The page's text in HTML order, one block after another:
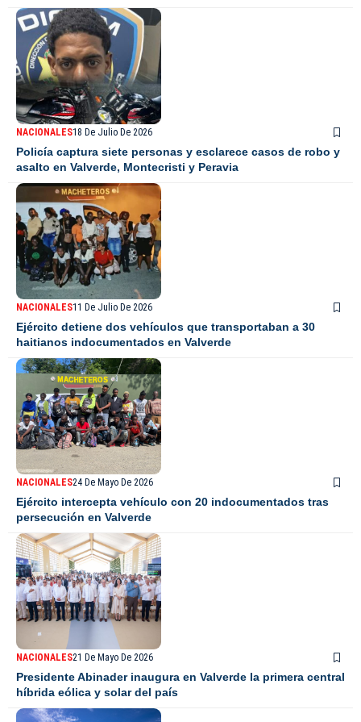
NACIONALES18 De Julio De 2026
Policía captura siete personas y esclarece casos de robo y
asalto en Valverde, Montecristi y Peravia
NACIONALES11 De Julio De 2026
Ejército detiene dos vehículos que transportaban a 30
haitianos indocumentados en Valverde
NACIONALES24 De Mayo De 2026
Ejército intercepta vehículo con 20 indocumentados tras
persecución en Valverde
NACIONALES21 De Mayo De 2026
Presidente Abinader inaugura en Valverde la primera central
híbrida eólica y solar del país